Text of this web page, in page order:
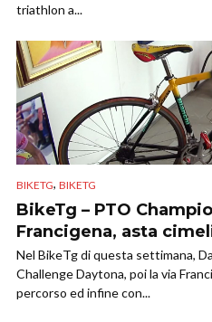
triathlon a...
BIKETG, BIKETG
BikeTg – PTO
Francigena, asta
Nel BikeTg di questa settimana,
Challenge Daytona, poi la via
percorso ed infine con...